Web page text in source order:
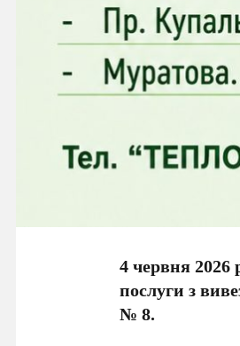
4 червня
послуги з
№ 8.